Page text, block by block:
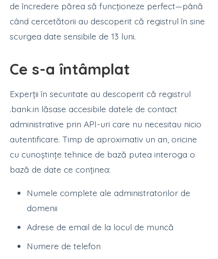
de încredere părea să funcționeze perfect—până
când cercetătorii au descoperit că registrul în sine
scurgea date sensibile de 13 luni.
Ce s-a întâmplat
Experții în securitate au descoperit că registrul
.bank.in lăsase accesibile datele de contact
administrative prin API-uri care nu necesitau nicio
autentificare. Timp de aproximativ un an, oricine
cu cunoștințe tehnice de bază putea interoga o
bază de date ce conținea:
Numele complete ale administratorilor de
domenii
Adrese de email de la locul de muncă
Numere de telefon